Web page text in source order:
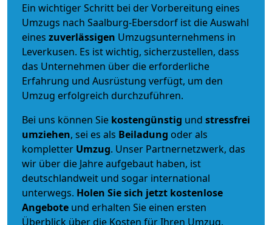
Ein wichtiger Schritt bei der Vorbereitung eines
Umzugs nach Saalburg-Ebersdorf ist die Auswahl
eines zuverlässigen Umzugsunternehmens in
Leverkusen. Es ist wichtig, sicherzustellen, dass
das Unternehmen über die erforderliche
Erfahrung und Ausrüstung verfügt, um den
Umzug erfolgreich durchzuführen.
Bei uns können Sie kostengünstig und stressfrei
umziehen, sei es als Beiladung oder als
kompletter Umzug. Unser Partnernetzwerk, das
wir über die Jahre aufgebaut haben, ist
deutschlandweit und sogar international
unterwegs. Holen Sie sich jetzt kostenlose
Angebote und erhalten Sie einen ersten
Überblick über die Kosten für Ihren Umzug.